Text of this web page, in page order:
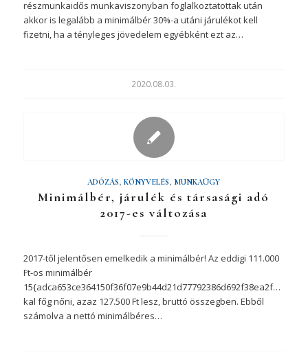
részmunkaidős munkaviszonyban foglalkoztatottak után
akkor is legalább a minimálbér 30%-a utáni járulékot kell
fizetni, ha a tényleges jövedelem egyébként ezt az…
2020.08.03.
ADÓZÁS,KÖNYVELÉS, MUNKAÜGY
Minimálbér, járulék és társasági adó
2017-es változása
2017-től jelentősen emelkedik a minimálbér! Az eddigi 111.000
Ft-os minimálbér
kal főg nőni, azaz 127.500 Ft lesz, bruttó összegben. Ebből
számolva a nettó minimálbéres…